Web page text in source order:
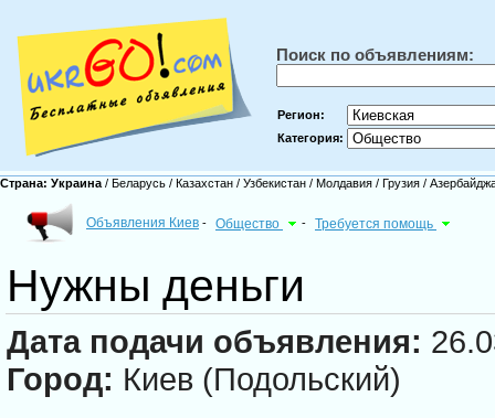
Поиск по объявлениям:
Регион:
Категория:
Страна: Украина / Беларусь / Казахстан / Узбекистан / Молдавия / Грузия /
Объявления Киев - Общество - Требуется помощь
Нужны деньги
Дата подачи объявления:
Город: Киев (Подольский)